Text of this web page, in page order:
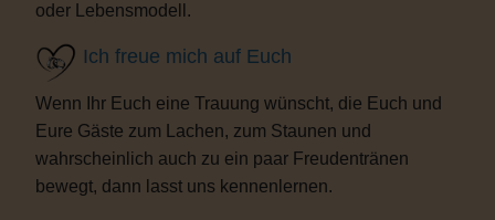
oder Lebensmodell.
Ich freue mich auf Euch
Wenn Ihr Euch eine Trauung wünscht, die Euch und
Eure Gäste zum Lachen, zum Staunen und
wahrscheinlich auch zu ein paar Freudentränen
bewegt, dann lasst uns kennenlernen.